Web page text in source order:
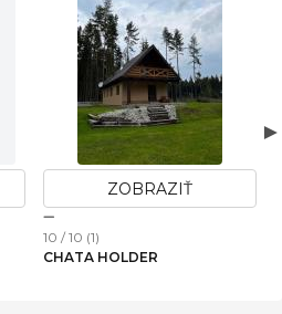
ZOBRAZIŤ
10 / 10 (1)
CHATA HOLDER